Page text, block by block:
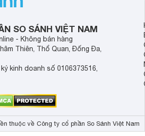
mẫu máy rửa
SO SÁNH VIỆT NAM
- Không bán hàng
Thiên, Thổ Quan, Đống Đa,
kinh doanh số 0106373516,
thuộc về Công ty cổ phần So Sánh Việt Nam